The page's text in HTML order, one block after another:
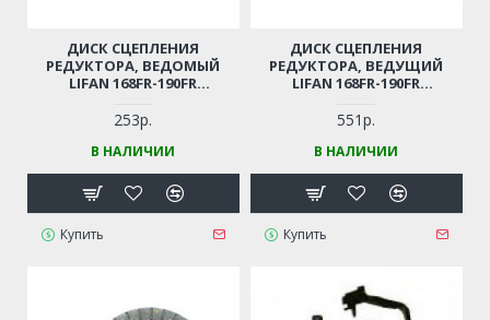
ДИСК СЦЕПЛЕНИЯ
РЕДУКТОРА, ВЕДОМЫЙ
LIFAN 168FR-190FR
СНАРУЖИ)
253р.
В НАЛИЧИИ
Купить
ДИСК СЦЕПЛЕНИЯ
РЕДУКТОРА, ВЕДУЩИЙ
LIFAN 168FR-190FR
ВНУТРЬ)
551р.
В НАЛИЧИИ
Купить